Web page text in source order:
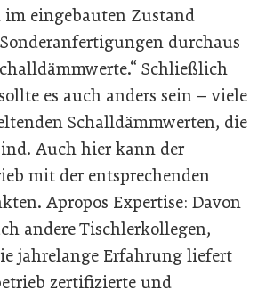
im eingebauten Zustand
durchaus
Schließlich
es auch anders sein – viele
Schalldämmwerten, die
Auch hier kann der
mit der entsprechenden
Apropos Expertise: Davon
andere Tischlerkollegen,
jahrelange Erfahrung liefert
zertifizierte und